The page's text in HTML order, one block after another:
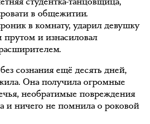
в общежитии.
в комнату, ударил девушку
прутом и изнасиловал
сознания ещё десять дней,
Она получила огромные
необратимые повреждения
и ничего не помнила о роковой